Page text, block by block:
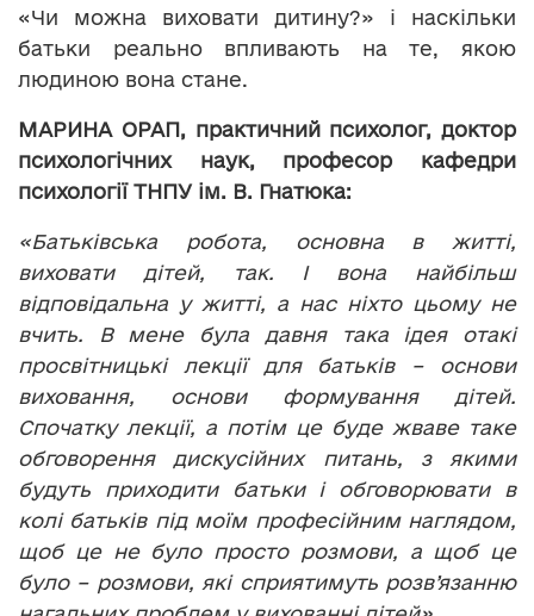
«Чи можна виховати дитину?» і наскільки
батьки реально впливають на те, якою
людиною вона стане.
МАРИНА ОРАП, практичний психолог, доктор
психологічних наук, професор кафедри
психології ТНПУ ім. В. Гнатюка:
«Батьківська робота, основна в житті,
виховати дітей, так. І вона найбільш
відповідальна у житті, а нас ніхто цьому не
вчить. В мене була давня така ідея отакі
просвітницькі лекції для батьків – основи
виховання, основи формування дітей.
Спочатку лекції, а потім це буде жваве таке
обговорення дискусійних питань, з якими
будуть приходити батьки і обговорювати в
колі батьків під моїм професійним наглядом,
щоб це не було просто розмови, а щоб це
було – розмови, які сприятимуть розв’язанню